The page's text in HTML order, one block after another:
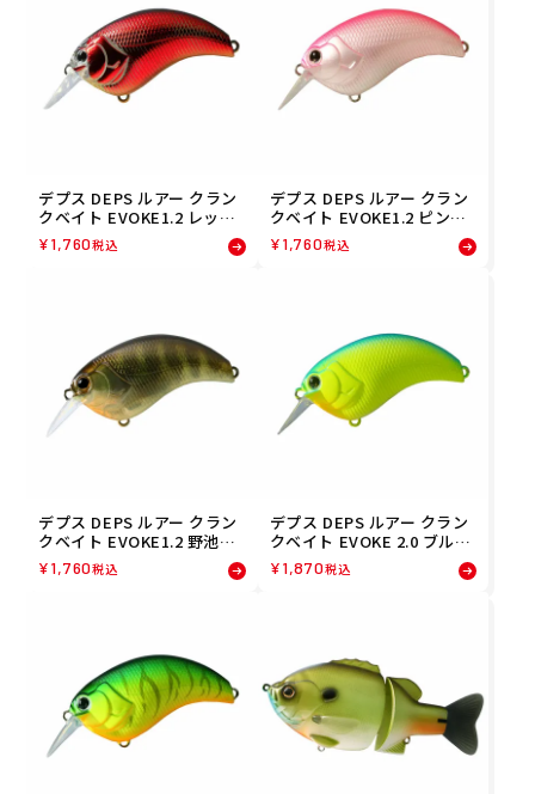
デプス DEPS ルアー クラン
クベイト EVOKE1.2 レッド
ホログラム(21) 4544565108
215 フィッシング 釣り
¥1,760税込
デプス DEPS ルアー クラン
クベイト EVOKE1.2 ピンク
バック(19) 4544565108192
フィッシング 釣り
¥1,760税込
デプス DEPS ルアー クラン
クベイト EVOKE1.2 野池ギ
ル(03) 4544565108031 フィ
ッシング 釣り
¥1,760税込
デプス DEPS ルアー クラン
クベイト EVOKE 2.0 ブルー
バックチャート(02) 454456
5208021 フィッシング 釣り
¥1,870税込